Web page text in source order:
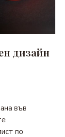
дизайн
във
по